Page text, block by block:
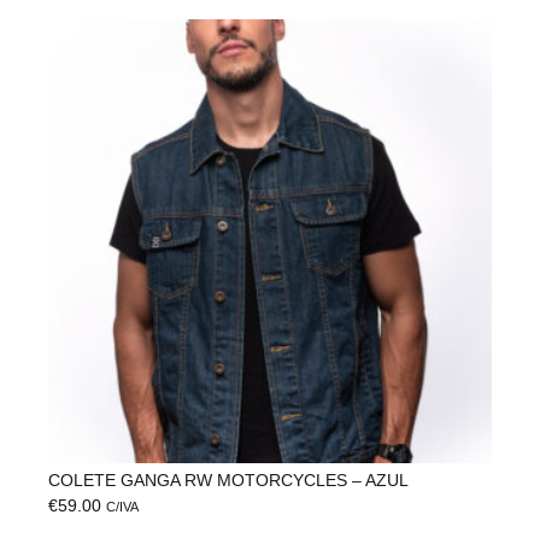
COLETE GANGA RW MOTORCYCLES – AZUL
€59.00 C/IVA